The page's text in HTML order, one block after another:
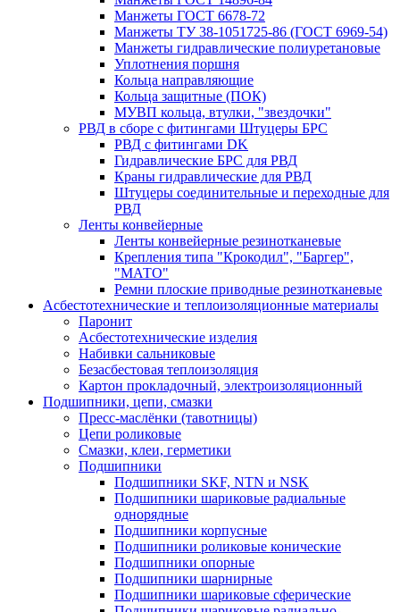
Манжеты ГОСТ 6678-72
Манжеты ТУ 38-1051725-86 (ГОСТ 6969-54)
Манжеты гидравлические полиуретановые
Уплотнения поршня
Кольца направляющие
Кольца защитные (ПОК)
МУВП кольца, втулки, "звездочки"
РВД в сборе с фитингами Штуцеры БРС
РВД с фитингами DK
Гидравлические БРС для РВД
Краны гидравлические для РВД
Штуцеры соединительные и переходные для
РВД
Ленты конвейерные
Ленты конвейерные резинотканевые
Крепления типа "Крокодил", "Баргер",
"МАТО"
Ремни плоские приводные резинотканевые
Асбестотехнические и теплоизоляционные материалы
Паронит
Асбестотехнические изделия
Набивки сальниковые
Безасбестовая теплоизоляция
Картон прокладочный, электроизоляционный
Подшипники, цепи, смазки
Пресс-маслёнки (тавотницы)
Цепи роликовые
Смазки, клеи, герметики
Подшипники
Подшипники SKF, NTN и NSK
Подшипники шариковые радиальные
однорядные
Подшипники корпусные
Подшипники роликовые конические
Подшипники опорные
Подшипники шарнирные
Подшипники шариковые сферические